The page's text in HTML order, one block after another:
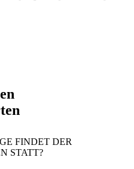
FINDET DER
STATT?